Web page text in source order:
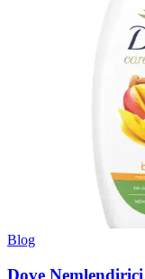
Blog
Dove